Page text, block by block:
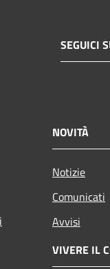
SEGUICI
NOVITÀ
Notizie
Comunicati
Avvisi
VIVERE IL